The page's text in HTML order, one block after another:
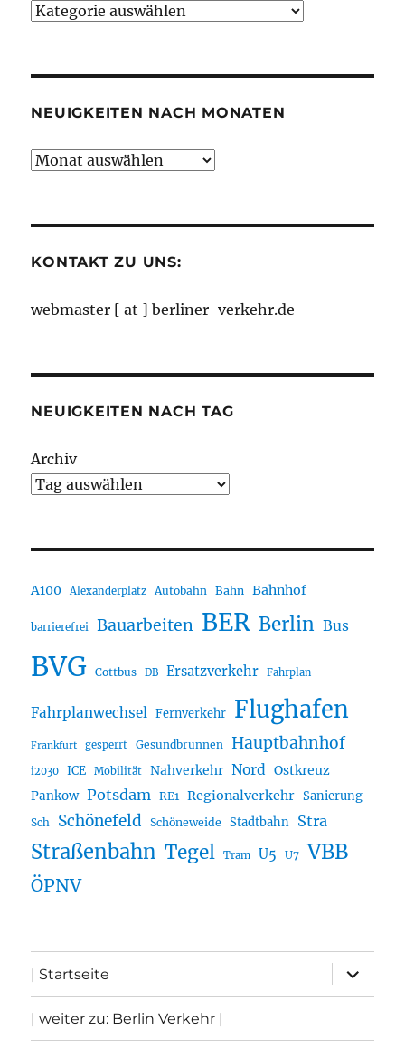
Neuigkeiten
NEUIGKEITEN NACH MONATEN
Neuigkeiten
KONTAKT ZU UNS:
webmaster [ at ] berliner-verkehr.de
NEUIGKEITEN NACH TAG
Archiv
A100 Alexanderplatz Autobahn Bahn Bahnhof
barrierefrei Bauarbeiten BER Berlin Bus
BVG Cottbus DB Ersatzverkehr Fahrplan
Fahrplanwechsel Fernverkehr Flughafen
Frankfurt gesperrt Gesundbrunnen Hauptbahnhof
i2030 ICE Mobilität Nahverkehr Nord Ostkreuz
Pankow Potsdam RE1 Regionalverkehr Sanierung
Sch Schönefeld Schöneweide Stadtbahn Stra
Straßenbahn Tegel Tram U5 U7 VBB
ÖPNV
| Startseite
öffnen
| weiter zu: Berlin Verkehr |